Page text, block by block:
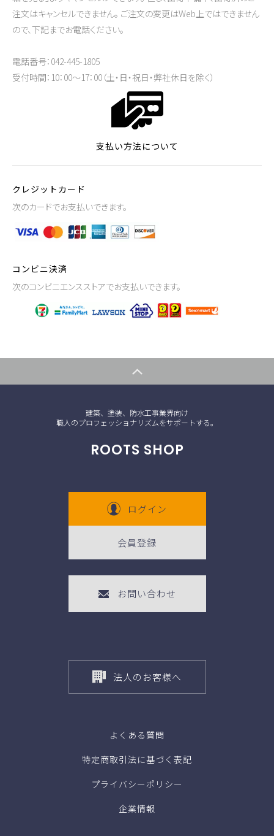
注文はキャンセルできません。 ご注文の変更はWeb上ではできません
ので、下記までお電話ください。
電話番号：042-445-1805
受付時間：10：00～17：00（土・日・祝日・弊社休日を除く）
支払い方法について
クレジットカード
次のカードでお支払いできます。
コンビニ決済
次のコンビニエンスストアでお支払いできます。
建築、塗装、防水工事業界向け
職人のプロフェッショナリズムをサポートする。
ROOTS SHOP
ログイン
会員登録
お問い合わせ
法人のお客様へ
よくある質問
特定商取引法に基づく表記
プライバシーポリシー
企業情報